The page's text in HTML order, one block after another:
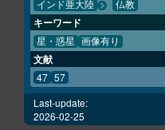
インド亜大陸 仏教
キーワード
星・惑星 画像有り
文献
47 57
Last-update:
2026-02-25